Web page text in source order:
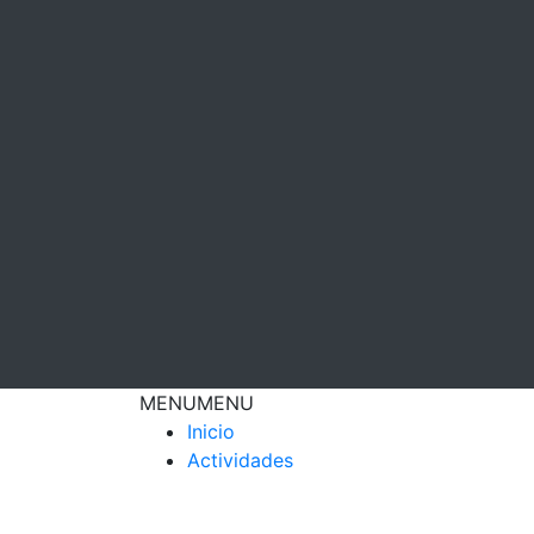
MENUMENU
Inicio
Actividades